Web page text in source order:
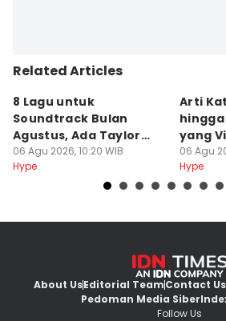
Related Articles
8 Lagu untuk
Soundtrack Bulan
Agustus, Ada Taylor
Swift!
06 Agu 2026, 10:20 WIB
Hype
Arti
yang
06 Agu
Hype
About UsEditorial TeamContact Us
Pedoman Media Siber
Follow Us